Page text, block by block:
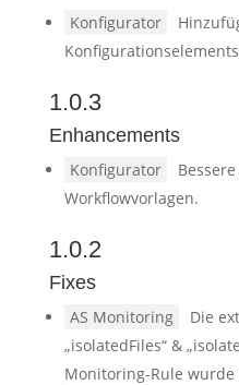
Konfigurator
1.0.3
Enhancements
Konfigurator
Workflowvorlagen.
1.0.2
Fixes
AS Monitoring
Die
„isolatedFiles“ &
Monitoring-Rule